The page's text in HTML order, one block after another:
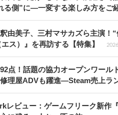
る側”に―一変する楽しみ方をご
由美子、三村マサカズら主演！
ス）』を再訪する【特集】
点！話題の協力オープンワー
理屋ADVも躍進―Steam売上ラ
レビュー：ゲームフリーク新